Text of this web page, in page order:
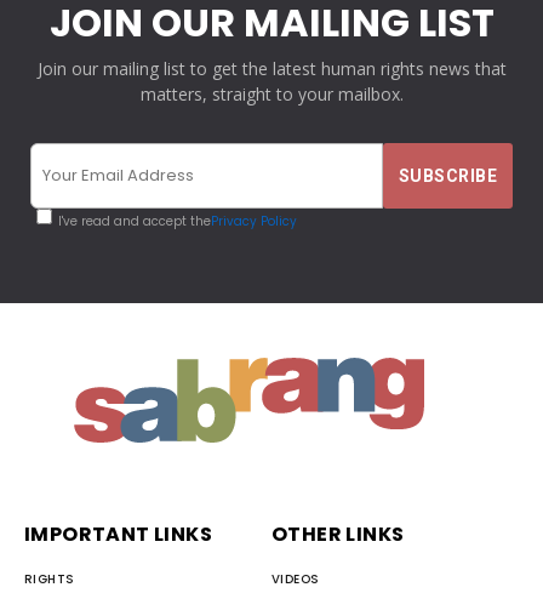
JOIN OUR MAILING LIST
Join our mailing list to get the latest human rights news that
matters, straight to your mailbox.
I've read and accept thePrivacy Policy
IMPORTANT LINKS
RIGHTS
OTHER LINKS
VIDEOS